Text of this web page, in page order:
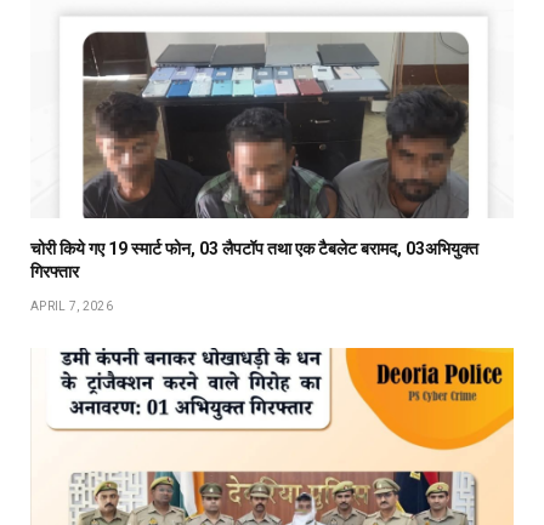
चोरी किये गए 19 स्मार्ट फोन, 03 लैपटॉप तथा एक टैबलेट बरामद, 03अभियुक्त
गिरफ्तार
APRIL 7, 2026